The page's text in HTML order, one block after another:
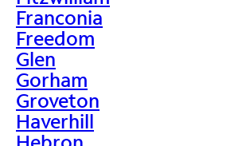
Franconia
Freedom
Glen
Gorham
Groveton
Haverhill